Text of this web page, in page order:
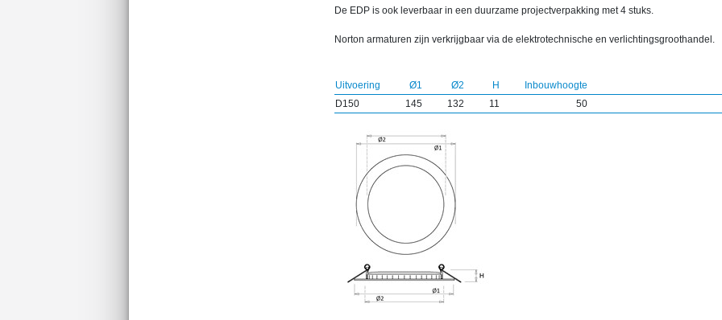
De EDP is ook leverbaar in een duurzame projectverpakking met 4 stuks.
Norton armaturen zijn verkrijgbaar via de elektrotechnische en verlichtingsgroothandel.
Uitvoering Ø1 Ø2 H
Inbouwhoogte
D150
145 132 11 50